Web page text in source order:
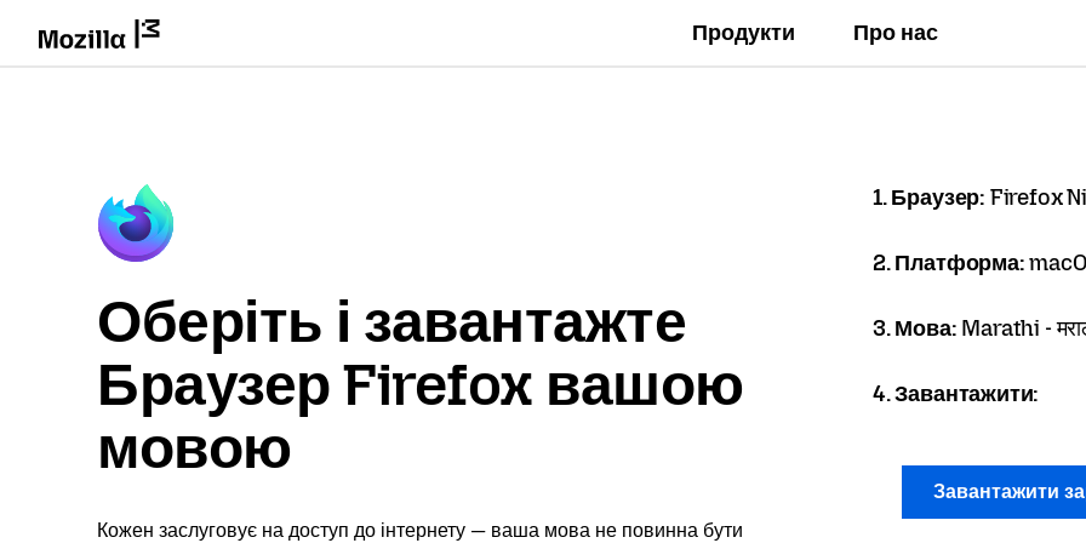
Продукти Про нас
Оберіть і завантажте
Браузер Firefox вашою
мовою
Кожен заслуговує на доступ до інтернету — ваша мова не повинна бути
1. Браузер: Firefox
2. Платформа:
3. Мова: Marathi -
4. Завантажити:
Завантажити